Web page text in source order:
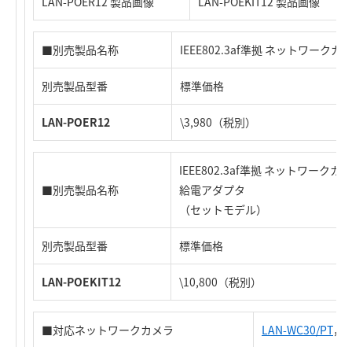
■別売製品名称 IEEE802.3af準拠 ネットワークカ
別売製品型番 標準価格
LAN-POER12 \3,980（税別）
■別売製品名称
IEEE802.3af準拠 ネットワークカ
給電アダプタ
（セットモデル）
別売製品型番 標準価格
LAN-POEKIT12 \10,800（税別）
■対応ネットワークカメラ LAN-WC30/PT，